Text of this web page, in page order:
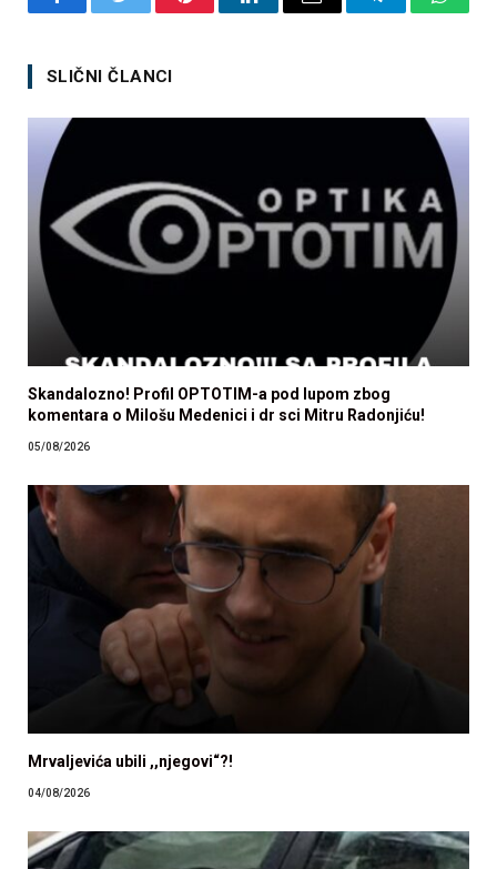
FacebookTwitter PinterestLinkedInEmail Telegram
SLIČNI ČLANCI
Skandalozno! Profil OPTOTIM-a pod lupom zbog
komentara o Milošu Medenici i dr sci Mitru Radonjiću!
05/08/2026
Mrvaljevića ubili ,,njegovi“?!
04/08/2026